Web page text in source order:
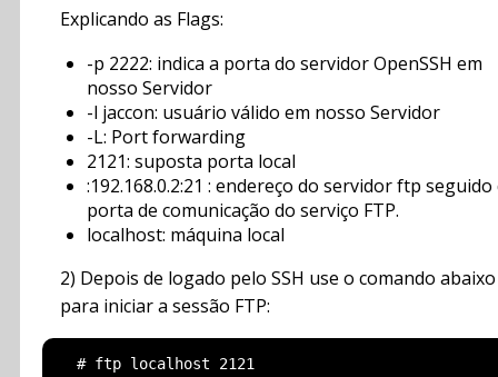
Explicando as Flags:
-p 2222: indica a porta do servidor OpenSSH em
nosso Servidor
-l jaccon: usuário válido em nosso Servidor
-L: Port forwarding
2121: suposta porta local
:192.168.0.2:21 : endereço do servidor ftp seguido
porta de comunicação do serviço FTP.
localhost: máquina local
2) Depois de logado pelo SSH use o comando abaixo
para iniciar a sessão FTP: